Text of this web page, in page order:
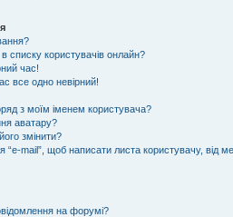
списку користувачів онлайн?
час!
все одно невірний!
з моїм іменем користувача?
аватару?
змінити?
“e-mail”, щоб написати листа користувачу, від
на форумі?